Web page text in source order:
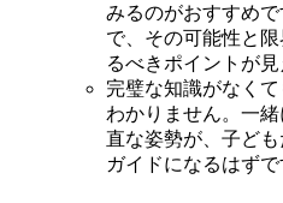
みるのがおすすめ
で、その可能性と
るべきポイントが見
完璧な知識がなく
わかりません。一
直な姿勢が、子ど
ガイドになるはずで